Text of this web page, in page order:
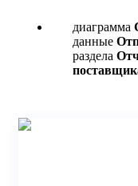
диаграмма
данные
раздела